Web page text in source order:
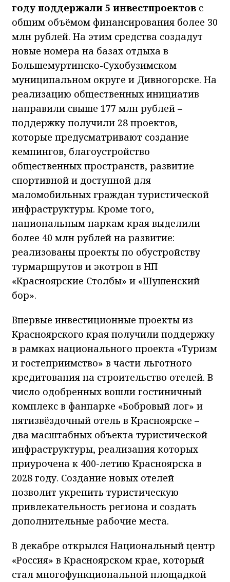
году поддержали 5 инвестпроектов с
общим объёмом финансирования более 30
млн рублей. На этим средства создадут
новые номера на базах отдыха в
Большемуртинско-Сухобузимском
муниципальном округе и Дивногорске. На
реализацию общественных инициатив
направили свыше 177 млн рублей –
поддержку получили 28 проектов,
которые предусматривают создание
кемпингов, благоустройство
общественных пространств, развитие
спортивной и доступной для
маломобильных граждан туристической
инфраструктуры. Кроме того,
национальным паркам края выделили
более 40 млн рублей на развитие:
реализованы проекты по обустройству
турмаршрутов и экотроп в НП
«Красноярские Столбы» и «Шушенский
бор».
Впервые инвестиционные проекты из
Красноярского края получили поддержку
в рамках национального проекта «Туризм
и гостеприимство» в части льготного
кредитования на строительство отелей. В
число одобренных вошли гостиничный
комплекс в фанпарке «Бобровый лог» и
пятизвёздочный отель в Красноярске –
два масштабных объекта туристической
инфраструктуры, реализация которых
приурочена к 400-летию Красноярска в
2028 году. Создание новых отелей
позволит укрепить туристическую
привлекательность региона и создать
дополнительные рабочие места.
В декабре открылся Национальный центр
«Россия» в Красноярском крае, который
стал многофункциональной площадкой